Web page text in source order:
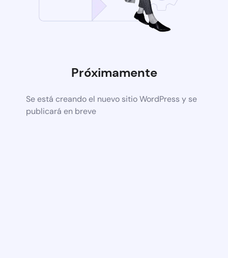
Próximamente
Se está creando el nuevo sitio WordPress y se
publicará en breve